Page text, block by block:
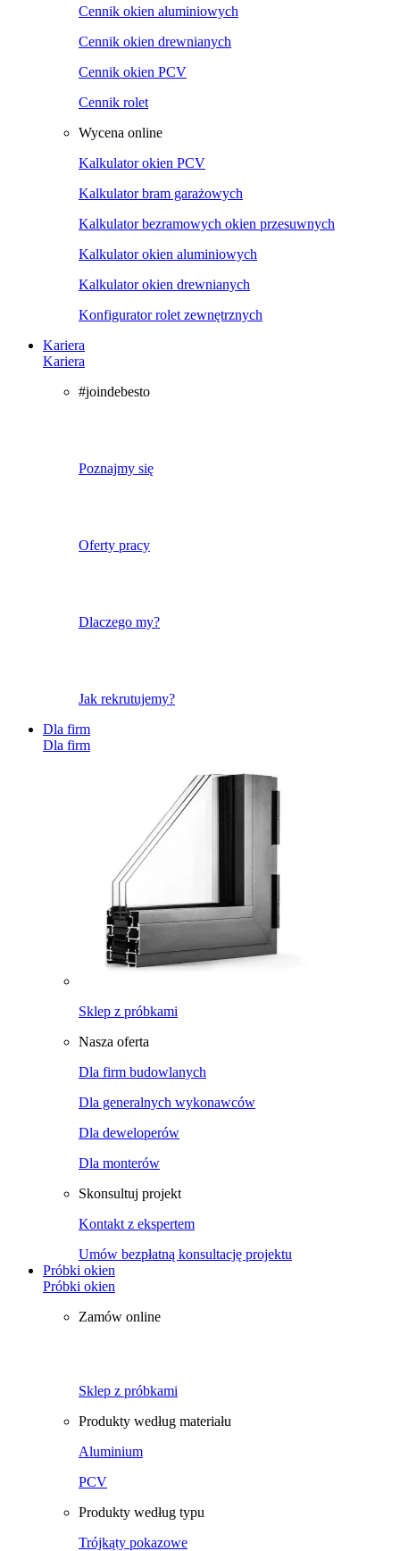
Cennik okien aluminiowych
Cennik okien drewnianych
Cennik okien PCV
Cennik rolet
Wycena online
Kalkulator okien PCV
Kalkulator bram garażowych
Kalkulator bezramowych okien przesuwnych
Kalkulator okien aluminiowych
Kalkulator okien drewnianych
Konfigurator rolet zewnętrznych
Kariera
Kariera
#joindebesto
Poznajmy się
Oferty pracy
Dlaczego my?
Jak rekrutujemy?
Dla firm
Dla firm
Sklep z próbkami
Nasza oferta
Dla firm budowlanych
Dla generalnych wykonawców
Dla deweloperów
Dla monterów
Skonsultuj projekt
Kontakt z ekspertem
Umów bezpłatną konsultację projektu
Próbki okien
Próbki okien
Zamów online
Sklep z próbkami
Produkty według materiału
Aluminium
PCV
Produkty według typu
Trójkąty pokazowe